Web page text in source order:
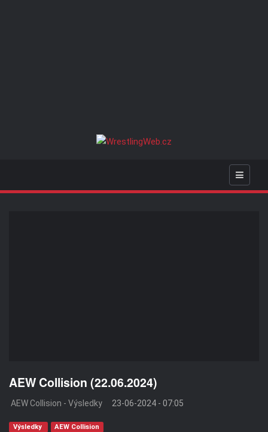
AEW Collision (22.06.2024)
AEW Collision - Výsledky 23-06-2024 - 07:05
Výsledky AEW Collision